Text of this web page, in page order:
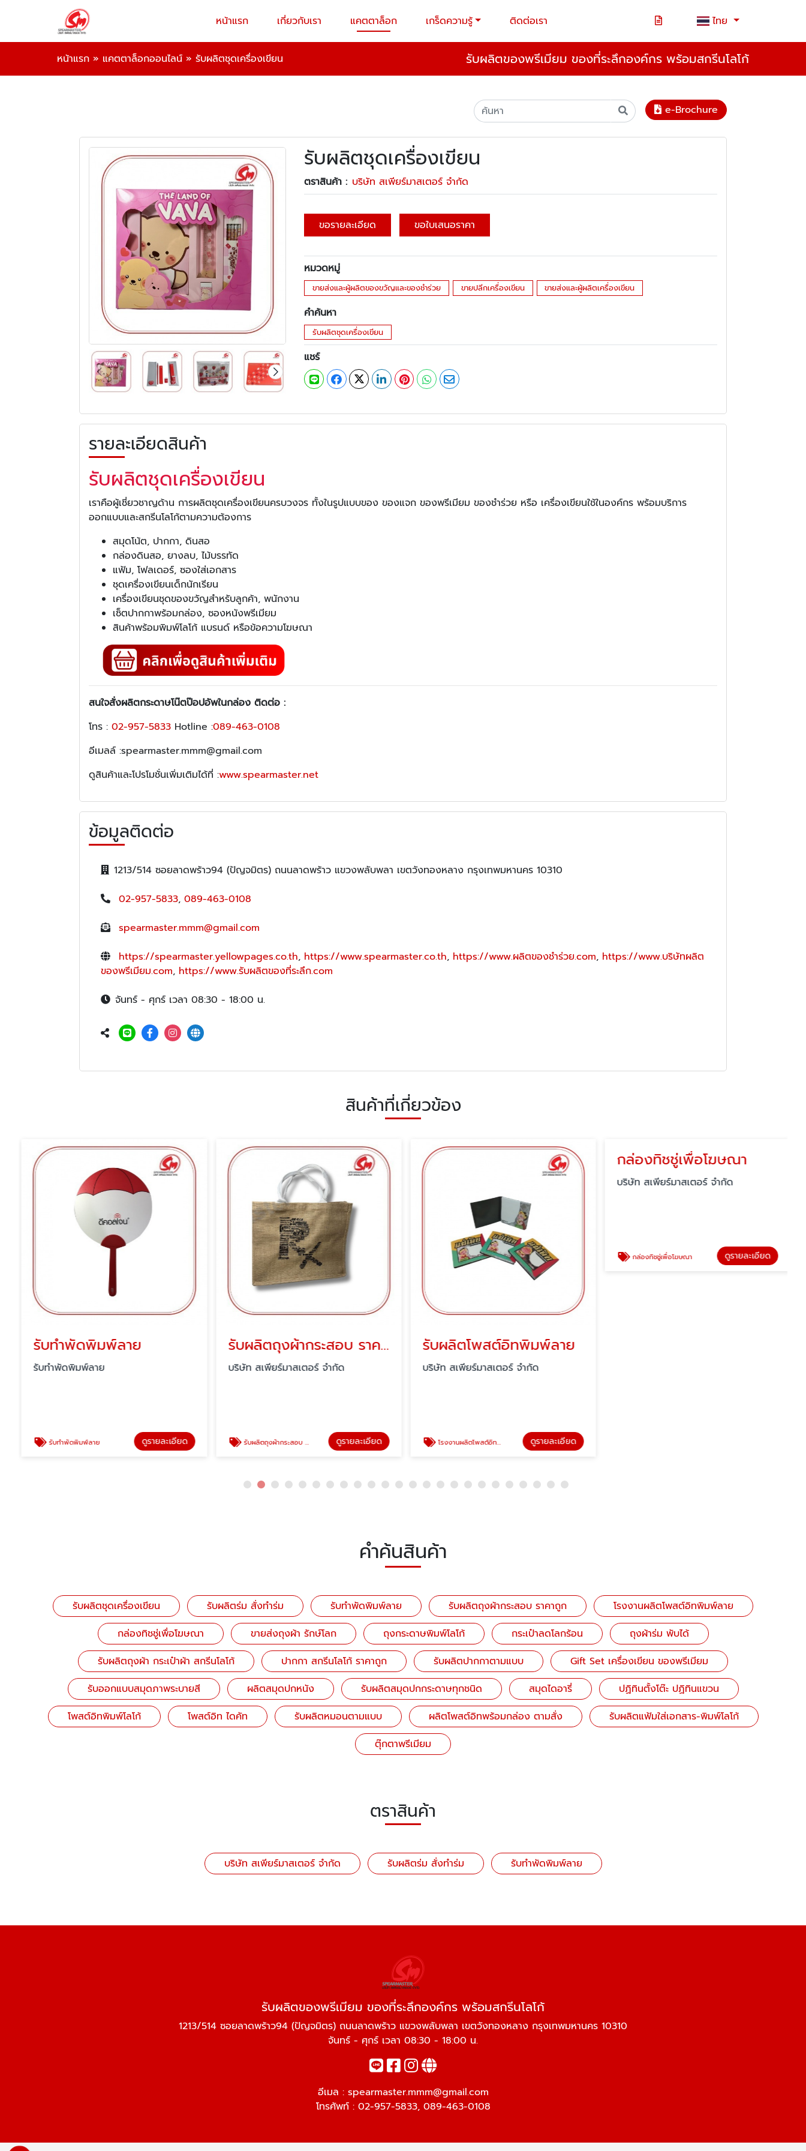
หน้าแรก เกี่ยวกับเรา แคตตาล็อก เกร็ดความรู้ ติดต่อเรา ไทย
หน้าแรก » แคตตาล็อกออนไลน์ » รับผลิตชุดเครื่องเขียน รับผลิตของพรีเมียม ของที่ระลึกองค์กร พร้อมสกรีนโลโก้
e-Brochure
รับผลิตชุดเครื่องเขียน
ตราสินค้า : บริษัท สเพียร์มาสเตอร์ จำกัด
ขอรายละเอียด ขอใบเสนอราคา
หมวดหมู่
ขายส่งและผู้ผลิตของขวัญและของชำร่วย ขายปลีกเครื่องเขียน ขายส่งและผู้ผลิตเครื่องเขียน
คำค้นหา
รับผลิตชุดเครื่องเขียน
แชร์
รายละเอียดสินค้า
รับผลิตชุดเครื่องเขียน
เราคือผู้เชี่ยวชาญด้าน การผลิตชุดเครื่องเขียนครบวงจร ทั้งในรูปแบบของ ของแจก ของพรีเมียม ของชำร่วย หรือ เครื่องเขียนใช้ในองค์กร พร้อมบริการ
ออกแบบและสกรีนโลโก้ตามความต้องการ
สมุดโน้ต, ปากกา, ดินสอ
กล่องดินสอ, ยางลบ, ไม้บรรทัด
แฟ้ม, โฟลเดอร์, ซองใส่เอกสาร
ชุดเครื่องเขียนเด็กนักเรียน
เครื่องเขียนชุดของขวัญสำหรับลูกค้า, พนักงาน
เซ็ตปากกาพร้อมกล่อง, ซองหนังพรีเมียม
สินค้าพร้อมพิมพ์โลโก้ แบรนด์ หรือข้อความโฆษณา
สนใจสั่งผลิตกระดาษโน๊ตป๊อปอัพในกล่อง ติดต่อ :
โทร : 02-957-5833 Hotline :089-463-0108
อีเมลล์ :spearmaster.mmm@gmail.com
ดูสินค้าและโปรโมชั่นเพิ่มเติมได้ที่ :www.spearmaster.net
ข้อมูลติดต่อ
1213/514 ซอยลาดพร้าว94 (ปัญจมิตร) ถนนลาดพร้าว แขวงพลับพลา เขตวังทองหลาง กรุงเทพมหานคร 10310
02-957-5833, 089-463-0108
spearmaster.mmm@gmail.com
https://spearmaster.yellowpages.co.th, https://www.spearmaster.co.th, https://www.ผลิตของชำร่วย.com, https://www.บริษัทผลิต
ของพรีเมียม.com, https://www.รับผลิตของที่ระลึก.com
จันทร์ - ศุกร์ เวลา 08:30 - 18:00 น.
สินค้าที่เกี่ยวข้อง
รับทำพัดพิมพ์ลาย
รับทำพัดพิมพ์ลาย
รับทำพัดพิมพ์ลาย ดูรายละเอียด
รับผลิตถุงผ้ากระสอบ ราคาถูก
บริษัท สเพียร์มาสเตอร์ จำกัด
รับผลิตถุงผ้ากระสอบ ราคาถูก ดูรายละเอียด
รับผลิตโพสต์อิทพิมพ์ลาย
บริษัท สเพียร์มาสเตอร์ จำกัด
โรงงานผลิตโพสต์อิทพิมพ์ลาย ดูรายละเอียด
กล่องทิชชู่เพื่อโฆษณา
บริษัท สเพียร์มาสเตอร์ จำกัด
กล่องทิชชู่เพื่อโฆษณา ดูรายละเอียด
คำค้นสินค้า
รับผลิตชุดเครื่องเขียน รับผลิตร่ม สั่งทำร่ม รับทำพัดพิมพ์ลาย รับผลิตถุงผ้ากระสอบ ราคาถูก
โรงงานผลิตโพสต์อิทพิมพ์ลาย
กล่องทิชชู่เพื่อโฆษณา
ขายส่งถุงผ้า รักษ์โลก ถุงกระดาษพิมพ์โลโก้ กระเป๋าลดโลกร้อน
ถุงผ้าร่ม พับได้
รับผลิตถุงผ้า กระเป๋าผ้า สกรีนโลโก้
ปากกา สกรีนโลโก้ ราคาถูก รับผลิตปากกาตามแบบ
Gift Set เครื่องเขียน ของพรีเมียม
รับออกแบบสมุดภาพระบายสี
ผลิตสมุดปกหนัง รับผลิตสมุดปกกระดาษทุกชนิด สมุดไดอารี่
ปฏิทินตั้งโต๊ะ ปฏิทินแขวน
โพสต์อิทพิมพ์โลโก้
โพสต์อิท ไดคัท รับผลิตหมอนตามแบบ ผลิตโพสต์อิทพร้อมกล่อง ตามสั่ง
รับผลิตแฟ้มใส่เอกสาร-พิมพ์โลโก้
ตุ๊กตาพรีเมียม
ตราสินค้า
บริษัท สเพียร์มาสเตอร์ จำกัด รับผลิตร่ม สั่งทำร่ม รับทำพัดพิมพ์ลาย
รับผลิตของพรีเมียม ของที่ระลึกองค์กร พร้อมสกรีนโลโก้
1213/514 ซอยลาดพร้าว94 (ปัญจมิตร) ถนนลาดพร้าว แขวงพลับพลา เขตวังทองหลาง กรุงเทพมหานคร 10310
จันทร์ - ศุกร์ เวลา 08:30 - 18:00 น.
อีเมล : spearmaster.mmm@gmail.com
โทรศัพท์ : 02-957-5833, 089-463-0108